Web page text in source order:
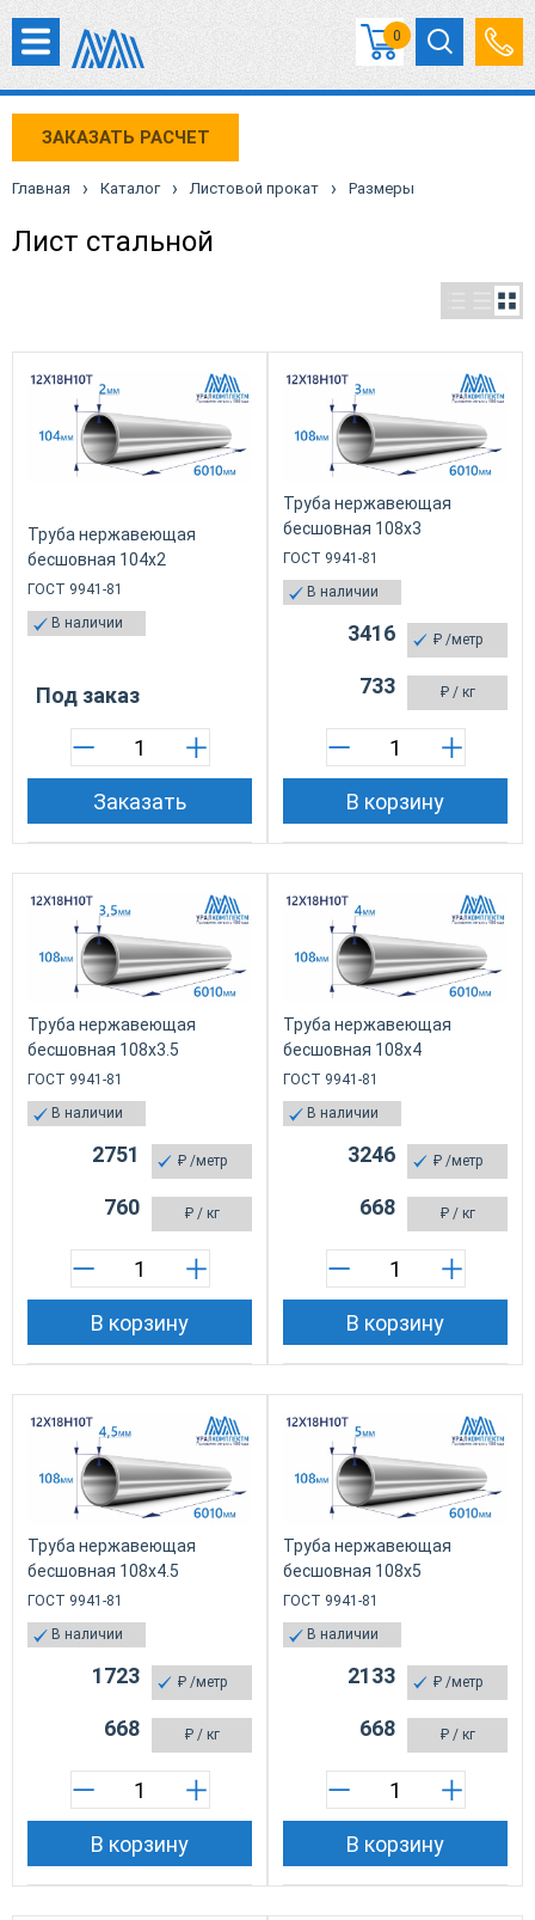
0
ЗАКАЗАТЬ РАСЧЕТ
Главная › Каталог › Листовой прокат › Размеры
Лист стальной
Труба нержавеющая
бесшовная 104х2
ГОСТ 9941-81
В наличии
Под заказ
Заказать
Труба нержавеющая
бесшовная 108х3
ГОСТ 9941-81
В наличии
₽/метр
3416
₽ / кг
733
В корзину
Труба нержавеющая
бесшовная 108х3.5
ГОСТ 9941-81
В наличии
₽/метр
2751
₽ / кг
760
В корзину
Труба нержавеющая
бесшовная 108х4
ГОСТ 9941-81
В наличии
₽/метр
3246
₽ / кг
668
В корзину
Труба нержавеющая
бесшовная 108х4.5
ГОСТ 9941-81
В наличии
₽/метр
1723
₽ / кг
668
В корзину
Труба нержавеющая
бесшовная 108х5
ГОСТ 9941-81
В наличии
₽/метр
2133
₽ / кг
668
В корзину